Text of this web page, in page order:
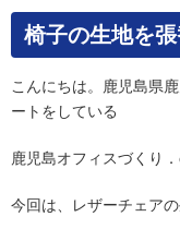
椅子の生地を
こんにちは。鹿児島県
ートをしている
鹿児島オフィスづくり．
今回は、レザーチェア